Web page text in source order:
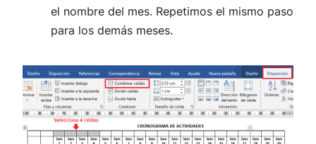
el nombre del mes. Repetimos el mismo paso
para los demás meses.